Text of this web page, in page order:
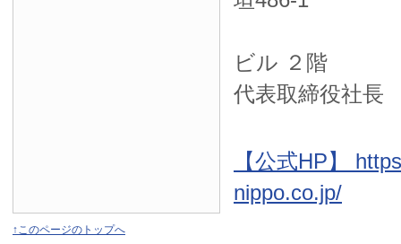
ビル ２階
代表取締役社
【公式HP】
nippo.co.jp/
↑このページのトップへ